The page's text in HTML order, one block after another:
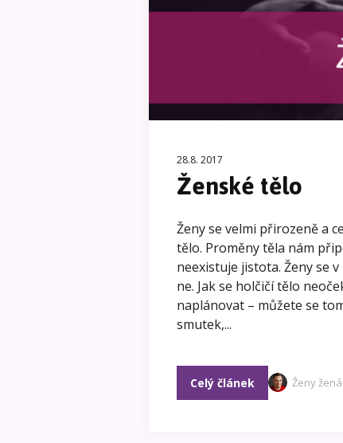
28.8. 2017
Ženské tělo
Ženy se velmi přirozeně a
tělo. Proměny těla nám
neexistuje jistota. Ženy se
ne. Jak se holčičí tělo
naplánovat – můžete se
smutek,...
Celý článek Ženy